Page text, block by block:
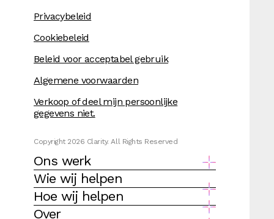
Privacybeleid
Cookiebeleid
Beleid voor acceptabel gebruik
Algemene voorwaarden
Verkoop of deel mijn persoonlijke
gegevens niet.
Copyright 2026 Clarity. All Rights Reserved
Ons werk
Wie wij helpen
Hoe wij helpen
Over